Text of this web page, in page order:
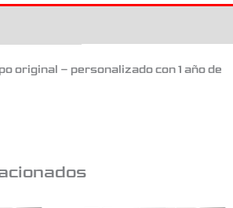
original – personalizado con 1 año de